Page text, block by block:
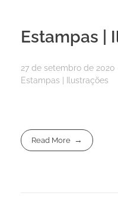
Estampas |
27 de setembro de 2020
Estampas | Ilustrações
Read More